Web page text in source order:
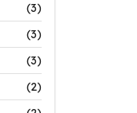
(3)
(3)
(3)
(2)